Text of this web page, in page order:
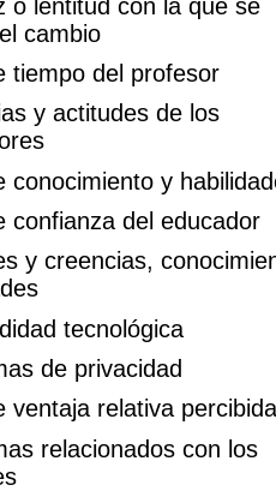
o lentitud con la que se
cambio
tiempo del profesor
y actitudes de los
conocimiento y
confianza del educador
y creencias,
tecnológica
de privacidad
ventaja relativa percibida
relacionados con los